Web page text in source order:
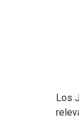
Los